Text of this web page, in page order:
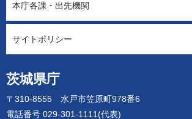
茨城県庁
〒310-8555 水戸市笠原町978番6
電話番号 029-301-1111(代表)
本庁各課・出先機関
サイトポリシー